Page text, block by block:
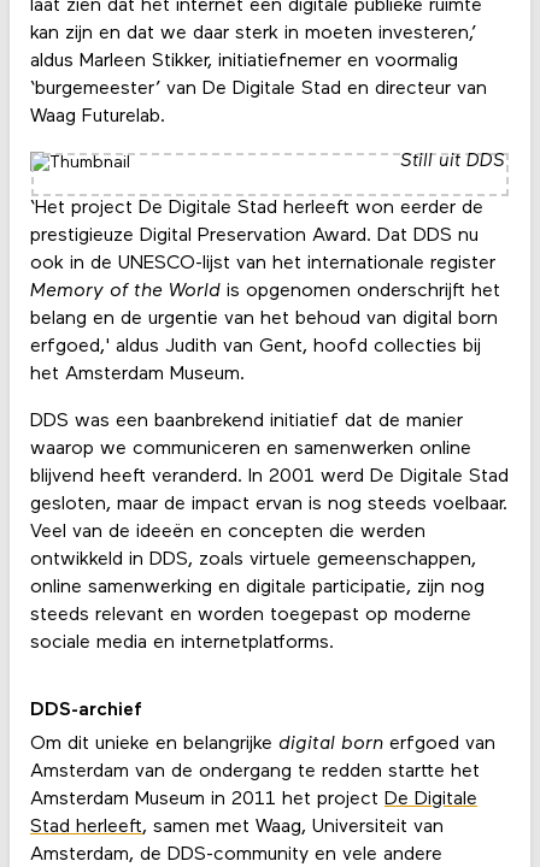
laat zien dat het internet een digitale publieke ruimte
kan zijn en dat we daar sterk in moeten investeren,’
aldus Marleen Stikker, initiatiefnemer en voormalig
‘burgemeester’ van De Digitale Stad en directeur van
Waag Futurelab.
Still uit DDS
‘Het project De Digitale Stad herleeft won eerder de
prestigieuze Digital Preservation Award. Dat DDS nu
ook in de UNESCO-lijst van het internationale register
Memory of the Worldis opgenomen onderschrijft het
belang en de urgentie van het behoud van digital born
erfgoed,' aldus Judith van Gent, hoofd collecties bij
het Amsterdam Museum.
DDS was een baanbrekend initiatief dat de manier
waarop we communiceren en samenwerken online
blijvend heeft veranderd. In 2001 werd De Digitale Stad
gesloten, maar de impact ervan is nog steeds voelbaar.
Veel van de ideeën en concepten die werden
ontwikkeld in DDS, zoals virtuele gemeenschappen,
online samenwerking en digitale participatie, zijn nog
steeds relevant en worden toegepast op moderne
sociale media en internetplatforms.
DDS-archief
Om dit unieke en belangrijke digital bornerfgoed van
Amsterdam van de ondergang te redden startte het
Amsterdam Museum in 2011 het project De Digitale
Stad herleeft, samen met Waag, Universiteit van
Amsterdam, de DDS-community en vele andere